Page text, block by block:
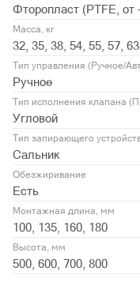
Фторопласт (PTFE, от
Масса, кг
32, 35, 38, 54, 55, 57,
Тип управления (Ручное/
Ручное
Тип исполнения клапана
Угловой
Тип запирающего
Сальник
Обезжиривание
Есть
Монтажная длина, мм
100, 135, 160, 180
Высота, мм
500, 600, 700, 800